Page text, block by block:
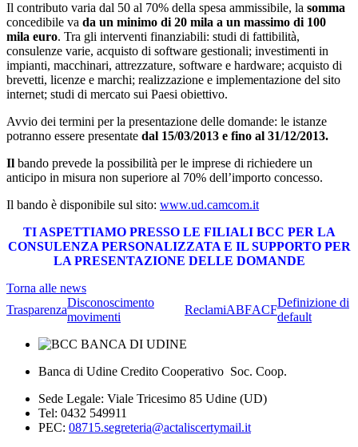
Il contributo varia dal 50 al 70% della spesa ammissibile, la somma
concedibile va da un minimo di 20 mila a un massimo di 100
mila euro. Tra gli interventi finanziabili: studi di fattibilità,
consulenze varie, acquisto di software gestionali; investimenti in
impianti, macchinari, attrezzature, software e hardware; acquisto di
brevetti, licenze e marchi; realizzazione e implementazione del sito
internet; studi di mercato sui Paesi obiettivo.
Avvio dei termini per la presentazione delle domande: le istanze
potranno essere presentate dal 15/03/2013 e fino al 31/12/2013.
Il bando prevede la possibilità per le imprese di richiedere un
anticipo in misura non superiore al 70% dell’importo concesso.
Il bando è disponibile sul sito: www.ud.camcom.it
TI ASPETTIAMO PRESSO LE FILIALI BCC PER LA
CONSULENZA PERSONALIZZATA E IL SUPPORTO PER
LA PRESENTAZIONE DELLE DOMANDE
Torna alle news
Trasparenza
Disconoscimento
movimenti
ReclamiABFACF
Definizione di
default
Banca di Udine Credito Cooperativo Soc. Coop.
Sede Legale: Viale Tricesimo 85 Udine (UD)
Tel: 0432 549911
PEC: 08715.segreteria@actaliscertymail.it